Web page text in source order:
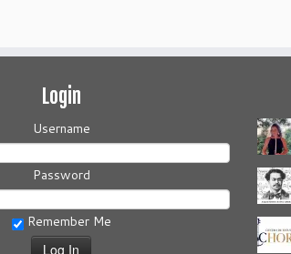
Login
Username
Password
Remember Me